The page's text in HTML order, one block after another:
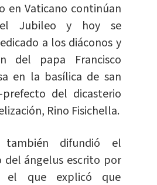
en Vaticano continúan
Jubileo y hoy se
a los diáconos y
del papa Francisco
en la basílica de san
del dicasterio
Rino Fisichella.
también difundió el
del ángelus escrito por
que explicó que